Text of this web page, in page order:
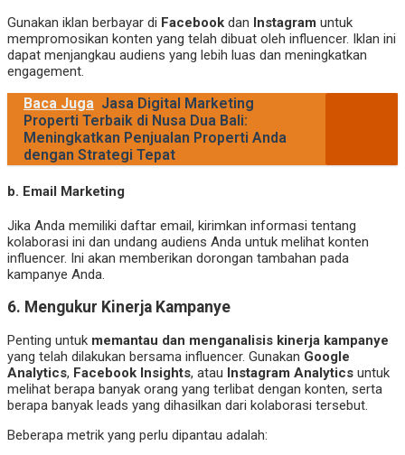
Gunakan iklan berbayar di Facebook dan Instagram untuk
mempromosikan konten yang telah dibuat oleh influencer. Iklan ini
dapat menjangkau audiens yang lebih luas dan meningkatkan
engagement.
Baca Juga Jasa Digital Marketing
Properti Terbaik di Nusa Dua Bali:
Meningkatkan Penjualan Properti Anda
dengan Strategi Tepat
b. Email Marketing
Jika Anda memiliki daftar email, kirimkan informasi tentang
kolaborasi ini dan undang audiens Anda untuk melihat konten
influencer. Ini akan memberikan dorongan tambahan pada
kampanye Anda.
6. Mengukur Kinerja Kampanye
Penting untuk memantau dan menganalisis kinerja kampanye
yang telah dilakukan bersama influencer. Gunakan Google
Analytics, Facebook Insights, atau Instagram Analytics untuk
melihat berapa banyak orang yang terlibat dengan konten, serta
berapa banyak leads yang dihasilkan dari kolaborasi tersebut.
Beberapa metrik yang perlu dipantau adalah: